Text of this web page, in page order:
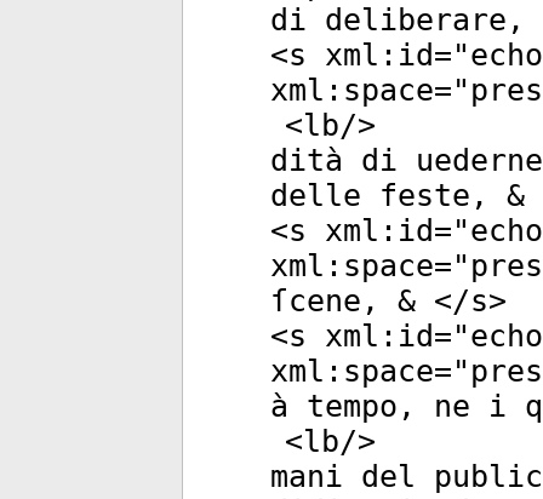
di deliberare,
<s xml:id="
xml:space="
<lb/>
dità di
delle feste, &
<s xml:id="
xml:space="
ſcene, & </s>
<s xml:id="
xml:space="
à tempo, ne i
<lb/>
mani del